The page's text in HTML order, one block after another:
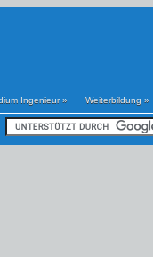
Ingenieur» Weiterbildung »